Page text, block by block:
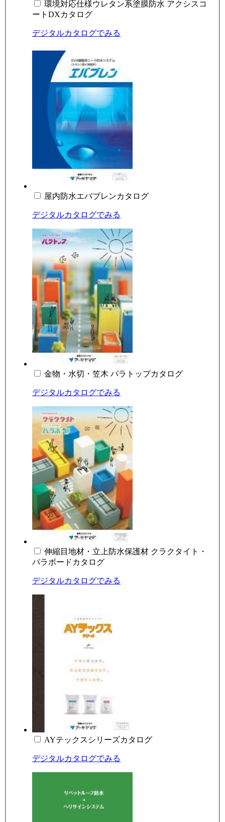
環境対応仕様ウレタン系塗膜防水 アクシスコ
ートDXカタログ
デジタルカタログでみる
屋内防水エバブレンカタログ
デジタルカタログでみる
金物・水切・笠木 パラトップカタログ
デジタルカタログでみる
伸縮目地材・立上防水保護材 クラクタイト・
パラボードカタログ
デジタルカタログでみる
AYテックスシリーズカタログ
デジタルカタログでみる